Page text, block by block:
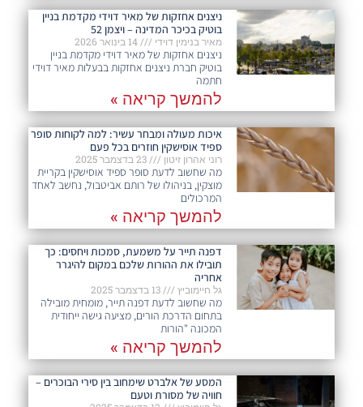
ניצנים אחזקות של מאיר דוידי מקדמת בניין
בוטיק בכיכר המדינה – ויצמן 52
מאיר בנימין דוידי
ניצנים אחזקות של מאיר דוידי מקדמת בניין
בוטיק חברת ניצנים אחזקות בבעלות מאיר דוידי
חתמה
להמשך קריאה »
איכות מעולה ומבחר עשיר: למה לקוחות סופר
ספיד אוסישקין חוזרים בכל פעם​
רוני אהרון זיטון
מה שחשוב לדעת סופר ספיד אוסישקין בקריית
מוצקין, בניהולו של רותם אביטבול, נחשב לאחד
המרכולים
להמשך קריאה »
דפנה תייר על משמעת, סמכות ויחסים: כך
תובילו את ההורות שלכם במקום להיגרר
אחריה
גל חיימוביץ
מה שחשוב לדעת דפנה תייר, מומחית מובילה
בתחום הדרכת הורים, מציעה גישה ייחודית
המכונה "הורות
להמשך קריאה »
המסע של אלברט שימחוב בין סירי הבוכרים –
חוויה של מסורת וטעם